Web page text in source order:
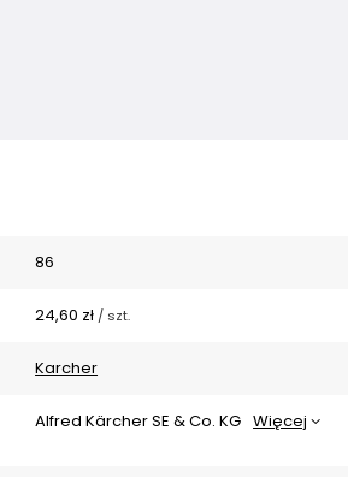
86
24,60 zł / szt.
Karcher
Alfred Kärcher SE & Co. KG Więcej